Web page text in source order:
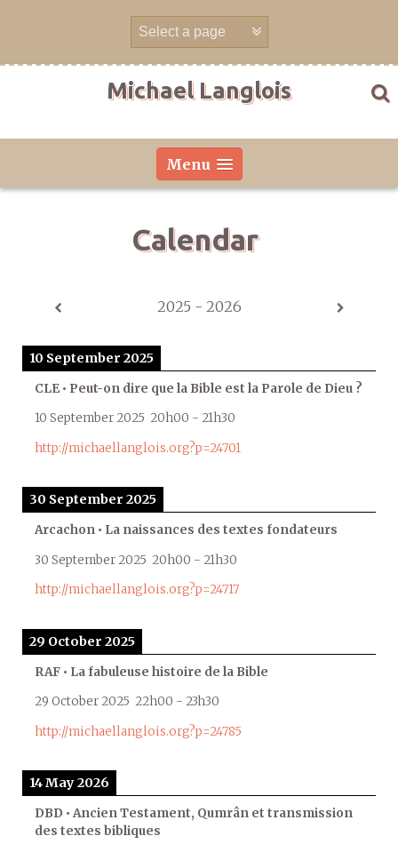
Michael Langlois
Menu
Calendar
2025 - 2026
10 September 2025
CLE • Peut-on dire que la Bible est la Parole de Dieu ?
10 September 2025 20h00 - 21h30
http://michaellanglois.org?p=24701
30 September 2025
Arcachon • La naissances des textes fondateurs
30 September 2025 20h00 - 21h30
http://michaellanglois.org?p=24717
29 October 2025
RAF • La fabuleuse histoire de la Bible
29 October 2025 22h00 - 23h30
http://michaellanglois.org?p=24785
14 May 2026
DBD • Ancien Testament, Qumrân et transmission
des textes bibliques